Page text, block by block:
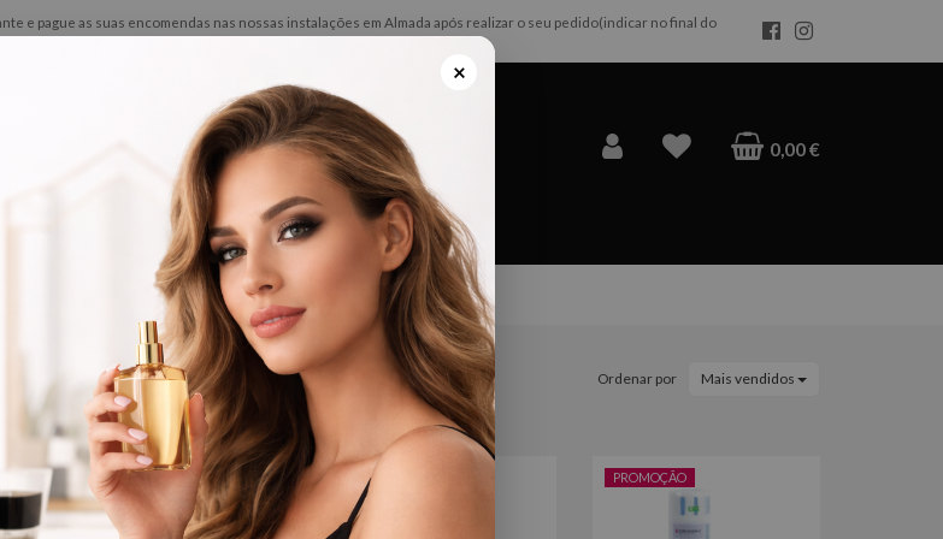
e pague as suas encomendas nas nossas instalações em Almada após realizar o seu pedido(indicar no final do
0,00 €
Barbeiro Perfumes
Ordenar por Mais vendidos
SEM STOCK PROMOÇÃO PROMOÇÃO
×